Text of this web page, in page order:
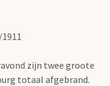
zijn twee groote
totaal afgebrand.